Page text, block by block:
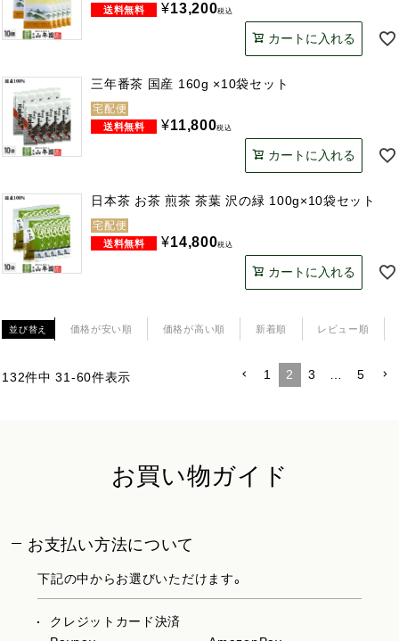
¥13,200税込
カートに入れる
三年番茶 国産 160g ×10袋セット
宅配便
¥11,800税込
カートに入れる
日本茶 お茶 煎茶 茶葉 沢の緑 100g×10袋セット
宅配便
¥14,800税込
カートに入れる
並び替え 価格が安い順 価格が高い順 新着順 レビュー順
132件中 31 -60件表示 1 2 3 … 5
お買い物ガイド
お支払い方法について
下記の中からお選びいただけます。
クレジットカード決済